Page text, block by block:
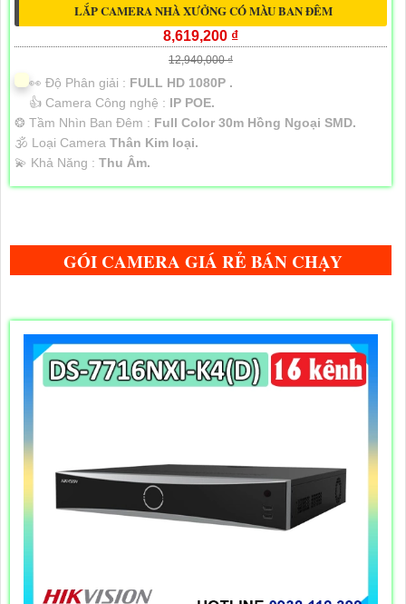
LẮP CAMERA NHÀ XƯỞNG CÓ MÀU BAN ĐÊM
8,619,200 ₫
12,940,000 ₫
️👀 Độ Phân giải : FULL HD 1080P .
👍 Camera Công nghệ : IP POE.
❂ Tầm Nhìn Ban Đêm : Full Color 30m Hồng Ngoại SMD.
🕉️ Loại Camera Thân Kim loại.
️💫 Khả Năng : Thu Âm.
GÓI CAMERA GIÁ RẺ BÁN CHẠY